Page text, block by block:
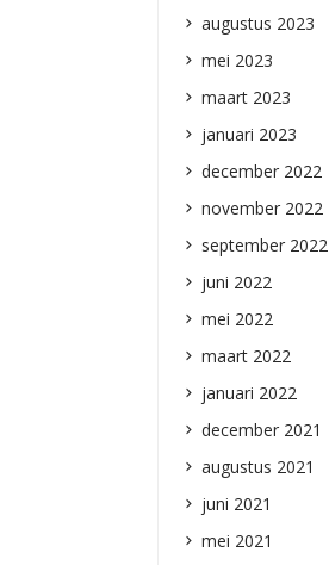
augustus 2023
mei 2023
maart 2023
januari 2023
december 2022
november 2022
september 2022
juni 2022
mei 2022
maart 2022
januari 2022
december 2021
augustus 2021
juni 2021
mei 2021